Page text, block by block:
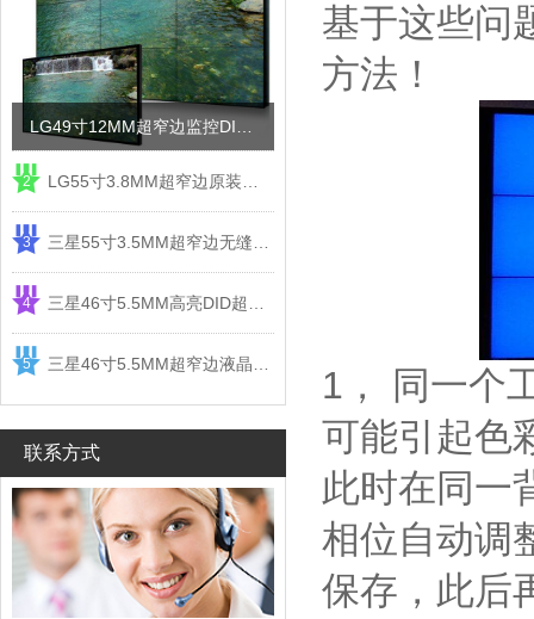
2
3
4
5
联系方式
基于这些问
方法！
1， 同一个
可能引起色
此时在同一
相位自动调
保存，此后